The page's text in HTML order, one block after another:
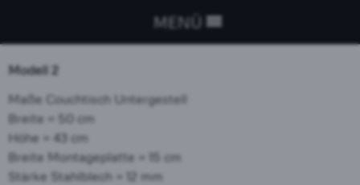
MENÜ
Modell 2
Maße Couchtisch Untergestell
Breite = 50 cm
Höhe = 43 cm
Breite Montageplatte = 15 cm
Stärke Stahlblech = 12 mm